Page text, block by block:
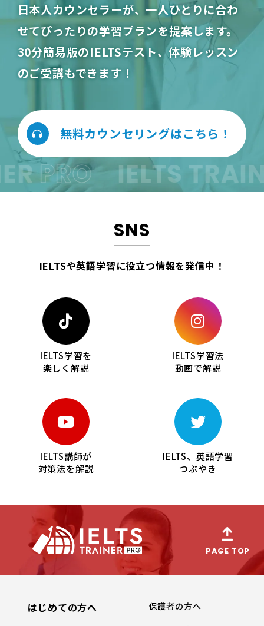
日本人カウンセラーが、一人ひとりに合わ
せてぴったりの学習プランを提案します。
30分簡易版のIELTSテスト、体験レッスン
のご受講もできます！
無料カウンセリングはこちら！
PRO IELTS
SNS
IELTSや英語学習に役立つ情報を発信中！
IELTS学習を
楽しく解説
IELTS学習法
動画で解説
IELTS講師が
対策法を解説
IELTS、英語学習
つぶやき
PAGE TOP
はじめての方へ
保護者の方へ